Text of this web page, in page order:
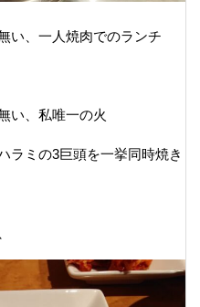
い、一人焼肉でのランチ
い、私唯一の火
ラミの3巨頭を一挙同時焼き